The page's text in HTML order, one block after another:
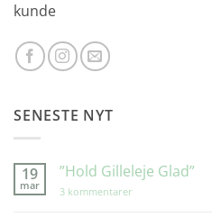
kunde
SENESTE NYT
19
mar
”Hold Gilleleje Glad”
3 kommentarer